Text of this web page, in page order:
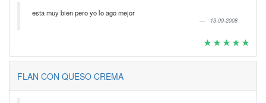
esta muy bien pero yo lo ago mejor
13-09-2008
FLAN CON QUESO CREMA